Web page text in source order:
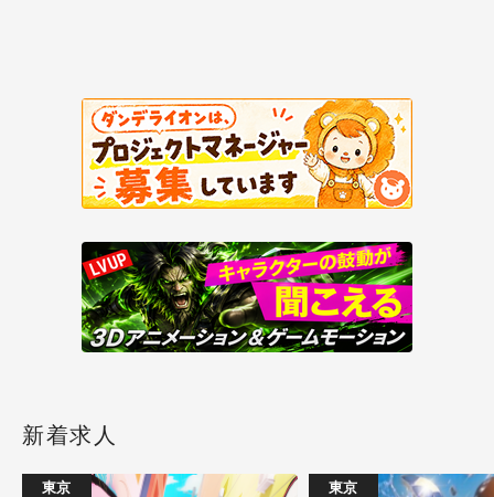
新着求人
東京 東京